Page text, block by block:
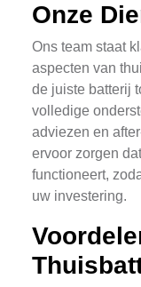
Onze
Ons team staat
aspecten van
de juiste batterij
volledige
adviezen en
ervoor zorgen
functioneert,
uw investering.